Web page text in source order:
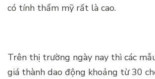
có tính thẩm mỹ rất là cao.
Trên thị trường ngày nay thì các
giá thành dao động khoảng từ 30